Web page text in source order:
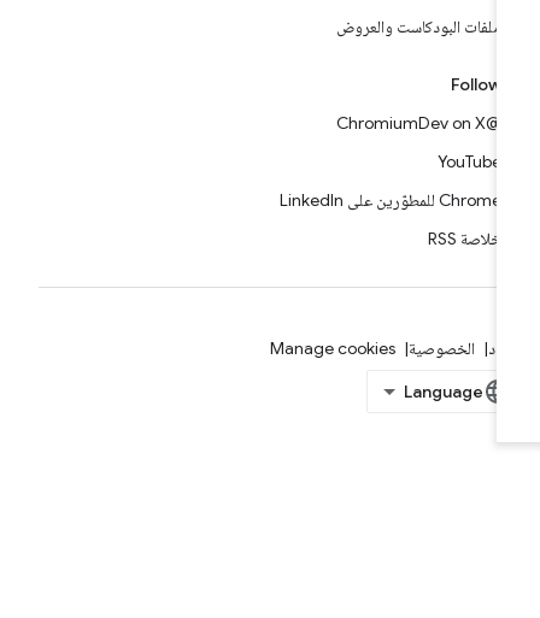
ملفات البودكاست والعروض
Follow
YouTube
Chrome للمطوّرين على LinkedIn
خلاصة RSS
الخصوصية Manage cookies